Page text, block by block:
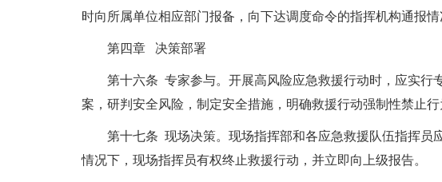
时向所属单位相应部门报备，向下达调度命令的指挥机构通报情
第四章 决策部署
第十六条 专家参与。开展高风险应急救援行动时，应实行
案，研判安全风险，制定安全措施，明确救援行动强制性禁止行
第十七条 现场决策。现场指挥部和各应急救援队伍指挥员
情况下，现场指挥员有权终止救援行动，并立即向上级报告。